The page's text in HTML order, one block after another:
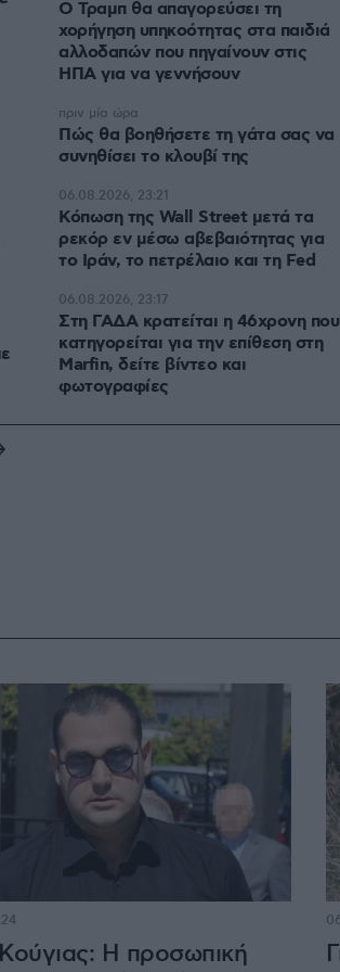
Ο Τραμπ θα απαγορεύσει τη
χορήγηση υπηκοότητας στα παιδιά
αλλοδαπών που πηγαίνουν στις
ΗΠΑ για να γεννήσουν
Πώς θα βοηθήσετε τη γάτα σας να
συνηθίσει το κλουβί της
πριν μία ώρα
Κόπωση της Wall Street μετά τα
ρεκόρ εν μέσω αβεβαιότητας για
το Ιράν, το πετρέλαιο και τη Fed
06.08.2026, 23:21
Στη ΓΑΔΑ κρατείται η 46χρονη που
κατηγορείται για την επίθεση στη
Marfin, δείτε βίντεο και
φωτογραφίες
06.08.2026, 23:17
Η προσωπική